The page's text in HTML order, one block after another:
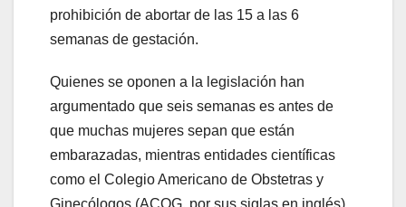
prohibición de abortar de las 15 a las 6
semanas de gestación.
Quienes se oponen a la legislación han
argumentado que seis semanas es antes de
que muchas mujeres sepan que están
embarazadas, mientras entidades científicas
como el Colegio Americano de Obstetras y